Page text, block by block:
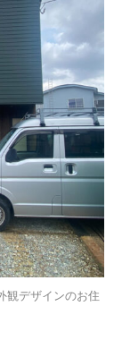
観デザインのお住